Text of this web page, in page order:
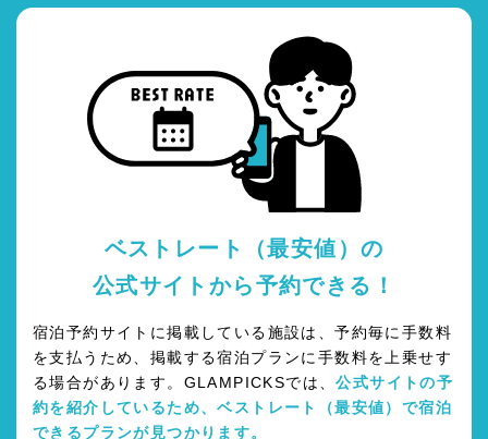
ベストレート（最安値）の
公式サイトから予約できる！
宿泊予約サイトに掲載している施設は、予約毎に手数料
を支払うため、掲載する宿泊プランに手数料を上乗せす
る場合があります。GLAMPICKSでは、公式サイトの予
約を紹介しているため、ベストレート（最安値）で宿泊
できるプランが見つかります。